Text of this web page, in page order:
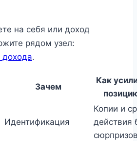
на себя или доход
рядом узел:
.
Зачем
Как
Идентификация
Копии и
действия